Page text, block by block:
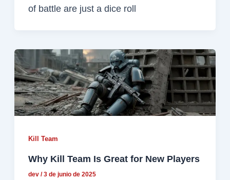
of battle are just a dice roll
Kill Team
Why Kill Team Is Great for New Players
dev/3 de junio de 2025